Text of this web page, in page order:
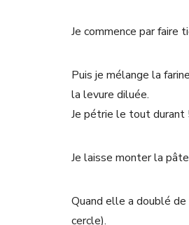
Je commence par faire
Puis je mélange la
la levure diluée.
Je pétrie le tout durant
Je laisse monter la
Quand elle a doublé de
cercle).